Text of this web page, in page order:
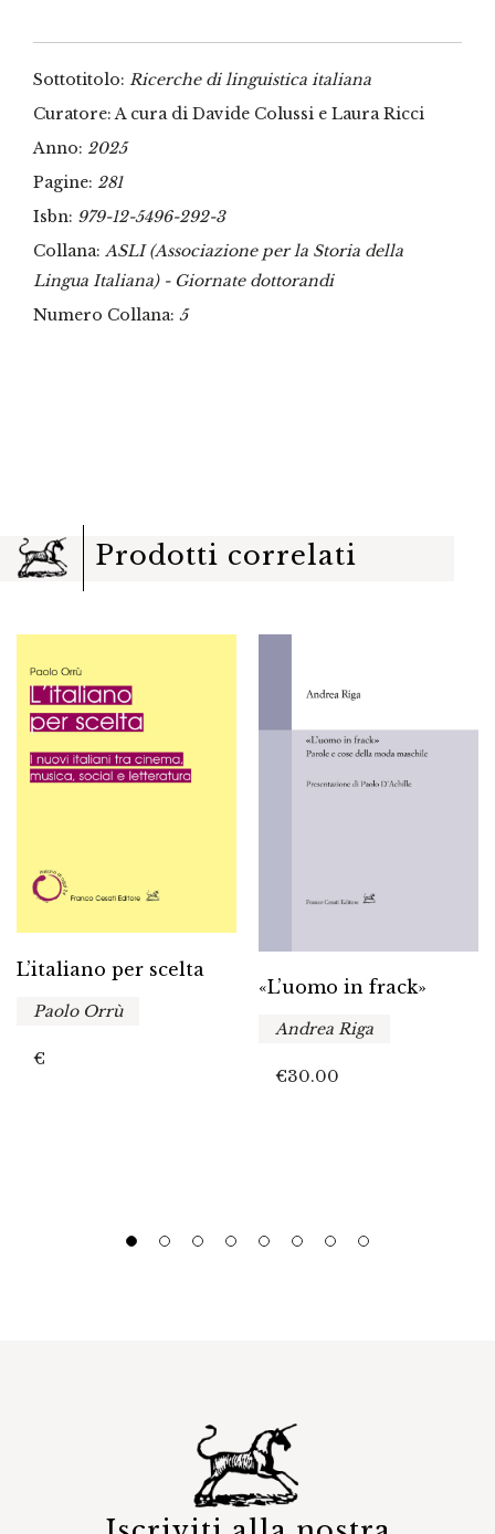
Sottotitolo: Ricerche di linguistica italiana
Curatore: A cura di Davide Colussi e Laura Ricci
Anno: 2025
Pagine: 281
Isbn: 979-12-5496-292-3
Collana: ASLI (Associazione per la Storia della
Lingua Italiana) - Giornate dottorandi
Numero Collana: 5
Prodotti correlati
L’italiano per scelta
Paolo Orrù
€
«L’uomo in frack»
Andrea Riga
€30.00